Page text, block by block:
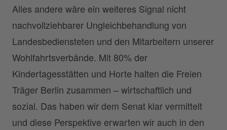
Alles andere wäre ein weiteres Signal nicht
nachvollziehbarer Ungleichbehandlung von
Landesbediensteten und den Mitarbeitern unserer
Wohlfahrtsverbände. Mit 80% der
Kindertagesstätten und Horte halten die Freien
Träger Berlin zusammen – wirtschaftlich und
sozial. Das haben wir dem Senat klar vermittelt
und diese Perspektive erwarten wir auch in den